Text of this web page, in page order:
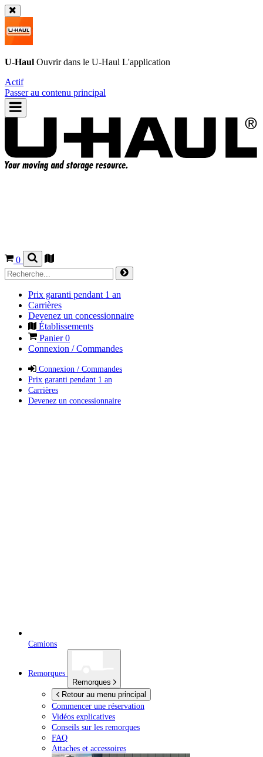
U-Haul Ouvrir dans le U-Haul L'application
Actif
Passer au contenu principal
0
Prix garanti pendant 1 an
Carrières
Devenez un concessionnaire
Établissements
Panier0
Connexion / Commandes
Connexion / Commandes
Prix garanti pendant 1 an
Carrières
Devenez un concessionnaire
Camions
Remorques
Remorques
Retour au menu principal
Commencer une réservation
Vidéos explicatives
Conseils sur les remorques
FAQ
Attaches et accessoires